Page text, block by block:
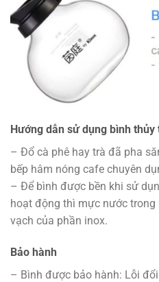
Hướng dẫn sử dụng bình
– Đổ cà phê hay trà đã pha
bếp hâm nóng cafe chuyên
– Để bình được bền khi sử
hoạt động thì mực nước
vạch của phần inox.
Bảo hành
– Bình được bảo hành: Lỗi